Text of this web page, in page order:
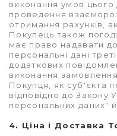
виконання умов
проведення
отримання рахунків,
Покупець також
має право надавати
персональні дані
додаткових
виконання
Покупця, як суб'єкта
відповідно до Закону
персональних даних"
4. Ціна і Доставка